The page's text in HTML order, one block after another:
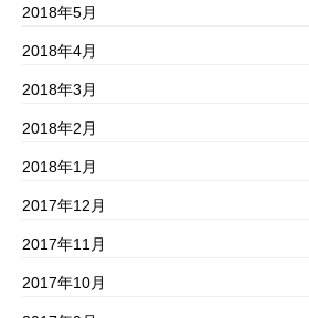
2018年5月
2018年4月
2018年3月
2018年2月
2018年1月
2017年12月
2017年11月
2017年10月